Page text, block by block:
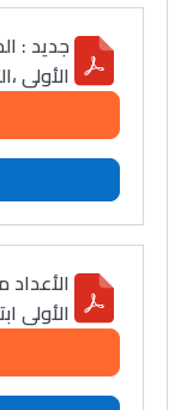
جديد :
الأولى
الأولى